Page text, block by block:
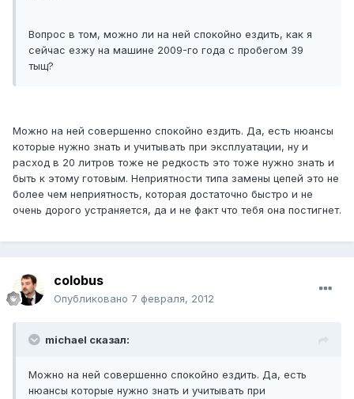
Вопрос в том, можно ли на ней спокойно ездить, как я
сейчас езжу на машине 2009-го года с пробегом 39
тыщ?
Можно на ней совершенно спокойно ездить. Да, есть нюансы
которые нужно знать и учитывать при эксплуатации, ну и
расход в 20 литров тоже не редкость это тоже нужно знать и
быть к этому готовым. Неприятности типа замены цепей это не
более чем неприятность, которая достаточно быстро и не
очень дорого устраняется, да и не факт что тебя она постигнет.
colobus
Опубликовано 7 февраля, 2012
michael сказал:
Можно на ней совершенно спокойно ездить. Да, есть
нюансы которые нужно знать и учитывать при